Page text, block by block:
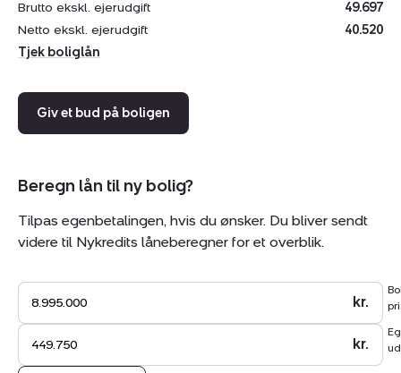
Brutto ekskl. ejerudgift
49.697
Netto ekskl. ejerudgift
40.520
Tjek boliglån
Giv et bud på boligen
Beregn lån til ny bolig?
Tilpas egenbetalingen, hvis du ønsker. Du bliver sendt
videre til Nykredits låneberegner for et overblik.
kr.
kr.